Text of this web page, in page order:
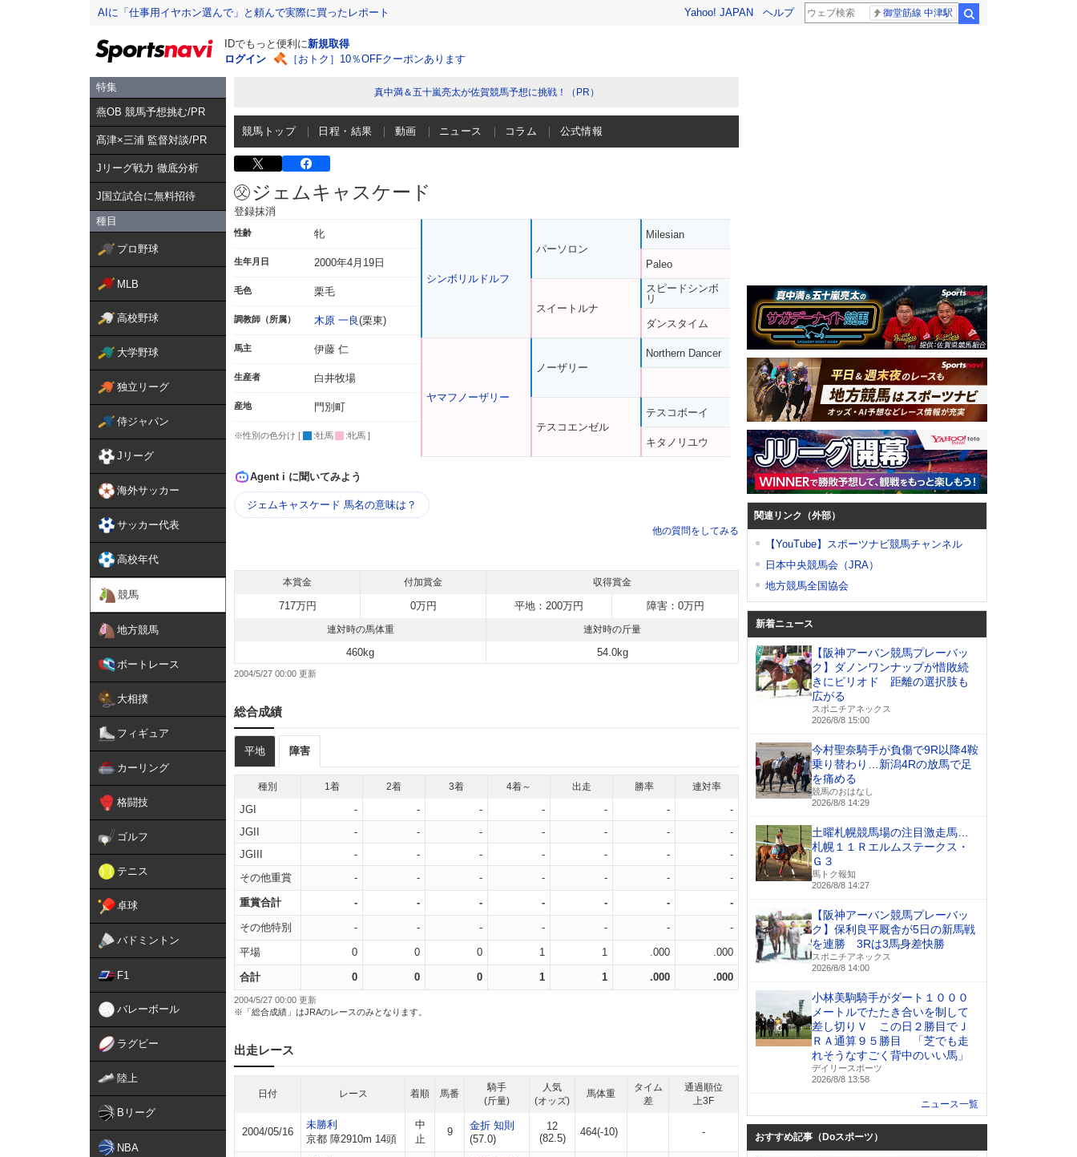
AIに「仕事用イヤホン選んで」と頼んで実際に買ったレポート Yahoo! JAPAN ヘルプ 御堂筋線 中津駅
IDでもっと便利に新規取得
ログイン
［おトク］10％OFFクーポンあります
特集
燕OB 競馬予想挑む/PR
髙津×三浦 監督対談/PR
Jリーグ戦力 徹底分析
J国立試合に無料招待
種目
プロ野球
MLB
高校野球
大学野球
独立リーグ
侍ジャパン
Jリーグ
海外サッカー
サッカー代表
高校年代
競馬
地方競馬
ボートレース
大相撲
フィギュア
カーリング
格闘技
ゴルフ
テニス
卓球
バドミントン
F1
バレーボール
ラグビー
陸上
Bリーグ
NBA
真中満＆五十嵐亮太が佐賀競馬予想に挑戦！（PR）
競馬トップ 日程・結果 動画 ニュース コラム 公式情報
ジェムキャスケード
登録抹消
性齢 牝
生年月日 2000年4月19日
毛色 栗毛
調教師（所属） 木原 一良(栗東)
馬主 伊藤 仁
生産者 白井牧場
産地 門別町
※性別の色分け [ :牡馬 :牝馬 ]
シンボリルドルフ
ヤマフノーザリー
パーソロン
スイートルナ
ノーザリー
テスコエンゼル
Milesian
Paleo
スピードシンボ
リ
ダンスタイム
Northern Dancer
テスコボーイ
キタノリユウ
Agent i に聞いてみよう
ジェムキャスケード 馬名の意味は？
他の質問をしてみる
本賞金 付加賞金 収得賞金
717万円 0万円 平地：200万円 障害：0万円
連対時の馬体重 連対時の斤量
460kg 54.0kg
2004/5/27 00:00
総合成績
平地 障害
種別 1着 2着 3着 4着～ 出走 勝率 連対率
JGI - - - - - -
-
JGII
- - - - - -
-
JGIII
- - - - - -
-
その他重賞
- - - - - - -
重賞合計 - - - - - - -
その他特別 - - - - - - -
平場 0 0 0 1 1 .000 .000
合計 0 0 0 1 1 .000 .000
2004/5/27 00:00 更新
※「総合成績」はJRAのレースのみとなります。
出走レース
日付 レース 着順 馬番
騎手
(斤量)
人気
(オッズ)
馬体重
タイム
差
通過順位
上3F
2004/05/16
未勝利
京都 障2910m 14頭
中
止
9
金折 知則
(57.0)
12
(82.5)
464(-10) -
関連リンク（外部）
【YouTube】スポーツナビ競馬チャンネル
日本中央競馬会（JRA）
地方競馬全国協会
新着ニュース
【阪神アーバン競馬プレーバッ
ク】ダノンワンナップが惜敗続
きにピリオド 距離の選択肢も
広がる
スポニチアネックス
2026/8/8 15:00
今村聖奈騎手が負傷で9R以降4鞍
乗り替わり…新潟4Rの放馬で足
を痛める
競馬のおはなし
2026/8/8 14:29
土曜札幌競馬場の注目激走馬…
札幌１１Ｒエルムステークス・
Ｇ３
馬トク報知
2026/8/8 14:27
【阪神アーバン競馬プレーバッ
ク】保利良平厩舎が5日の新馬戦
を連勝 3Rは3馬身差快勝
スポニチアネックス
2026/8/8 14:00
小林美駒騎手がダート１０００
メートルでたたき合いを制して
差し切りＶ この日２勝目でＪ
ＲＡ通算９５勝目 「芝でも走
れそうなすごく背中のいい馬」
デイリースポーツ
2026/8/8 13:58
ニュース一覧
おすすめ記事（Doスポーツ）